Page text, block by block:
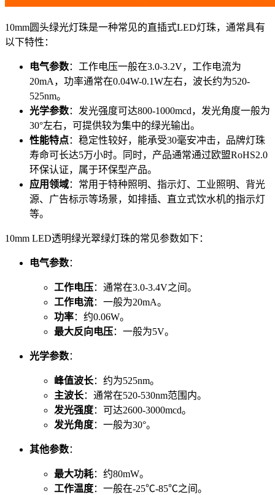
10mm圆头绿光灯珠是一种常见的直插式LED灯珠，通常具有
以下特性：
电气参数：工作电压一般在3.0-3.2V，工作电流为
20mA，功率通常在0.04W-0.1W左右，波长约为520-
525nm。
光学参数：发光强度可达800-1000mcd，发光角度一般为
30°左右，可提供较为集中的绿光输出。
性能特点：稳定性较好，能承受30毫安冲击，品牌灯珠
寿命可长达5万小时。同时，产品通常通过欧盟RoHS2.0
环保认证，属于环保型产品。
应用领域：常用于特种照明、指示灯、工业照明、背光
源、广告标示等场景，如排插、直立式饮水机的指示灯
等。
10mm LED透明绿光翠绿灯珠的常见参数如下：
电气参数：
工作电压：通常在3.0-3.4V之间。
工作电流：一般为20mA。
功率：约0.06W。
最大反向电压：一般为5V。
光学参数：
峰值波长：约为525nm。
主波长：通常在520-530nm范围内。
发光强度：可达2600-3000mcd。
发光角度：一般为30°。
其他参数：
最大功耗：约80mW。
工作温度：一般在-25℃-85℃之间。